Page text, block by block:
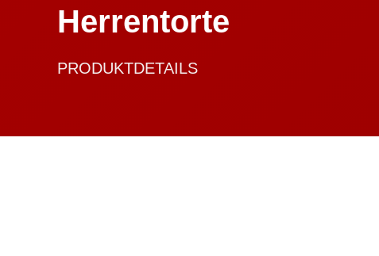
Herrentorte
PRODUKTDETAILS